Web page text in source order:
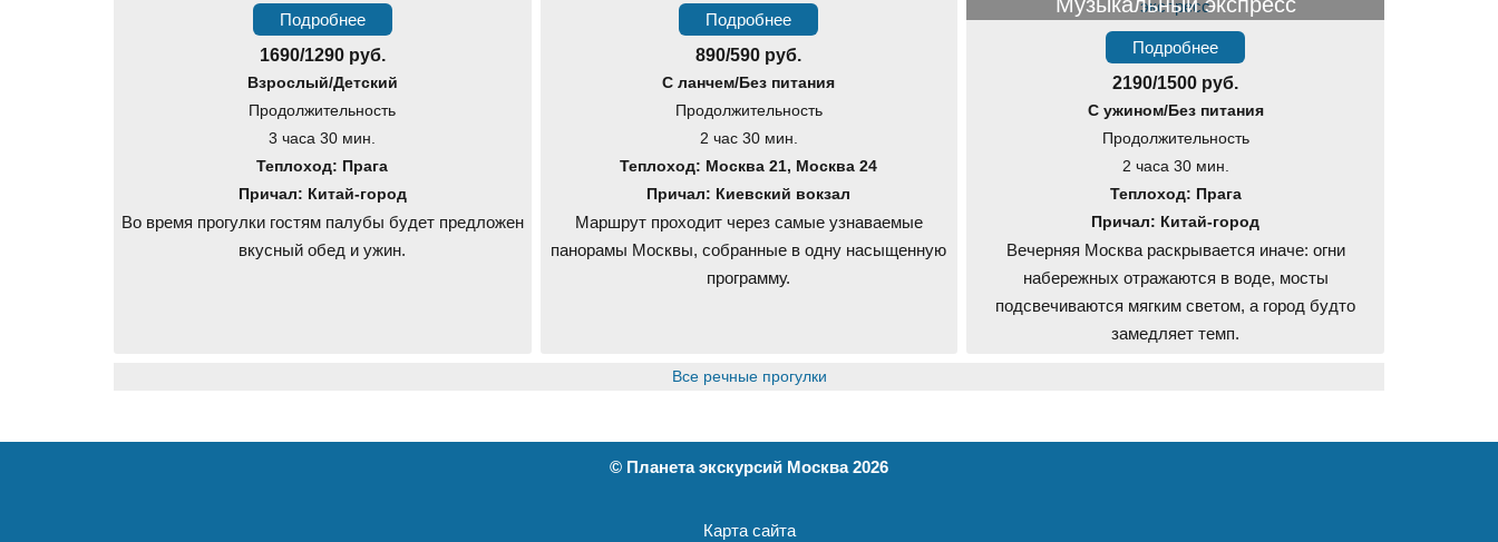
Подробнее
1690/1290 руб.
Взрослый/Детский
Продолжительность
3 часа 30 мин.
Теплоход: Прага
Причал: Китай-город
Во время прогулки гостям палубы будет предложен
вкусный обед и ужин.
Подробнее
890/590 руб.
С ланчем/Без питания
Продолжительность
2 час 30 мин.
Теплоход: Москва 21, Москва 24
Причал: Киевский вокзал
Маршрут проходит через самые узнаваемые
панорамы Москвы, собранные в одну насыщенную
программу.
Подробнее
2190/1500 руб.
С ужином/Без питания
Продолжительность
2 часа 30 мин.
Теплоход: Прага
Причал: Китай-город
Вечерняя Москва раскрывается иначе: огни
набережных отражаются в воде, мосты
подсвечиваются мягким светом, а город будто
замедляет темп.
Все речные прогулки
© Планета экскурсий Москва2026
Карта сайта